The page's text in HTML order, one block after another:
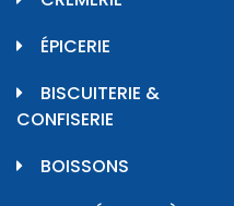
ÉPICERIE
BISCUITERIE &
CONFISERIE
BOISSONS